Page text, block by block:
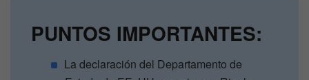
PUNTOS IMPORTANTES:
La declaración del Departamento de